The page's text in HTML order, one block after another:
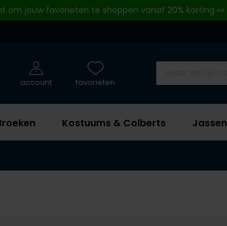
om jouw favorieten te shoppen vanaf 20% korting 👀
Kostuums & Colberts Jassen
account favorieten